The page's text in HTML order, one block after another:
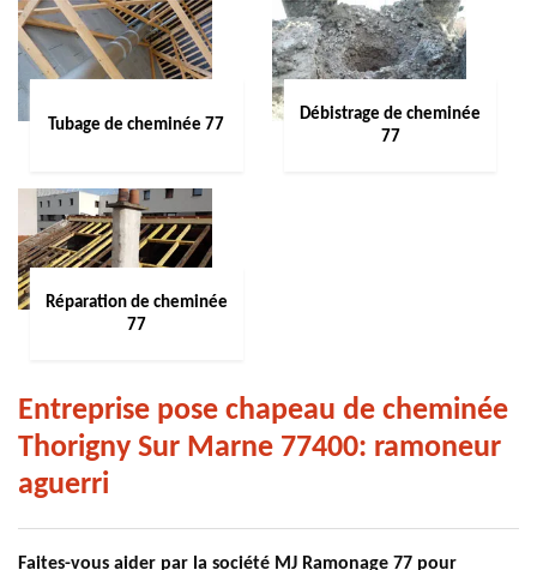
Tubage de cheminée 77
Débistrage de cheminée
77
Réparation de cheminée
77
Entreprise pose chapeau de cheminée
Thorigny Sur Marne 77400: ramoneur
aguerri
Faites-vous aider par la société MJ Ramonage 77 pour